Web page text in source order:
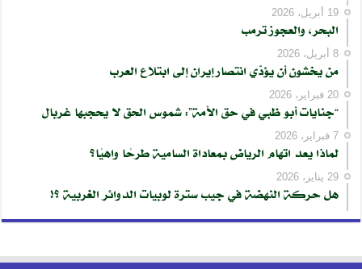
19 أبريل، 2026
البحر، والعجوز ترمب
8 أبريل، 2026
من يخشون أن يؤدّي انتصار إيران إلى ابتلاع العرب
20 فبراير، 2026
“جنايات أبو ظبي في حق الأمة”: شموس الحق لا يحجبها غربال
7 فبراير، 2026
لماذا يعد اتهام الرياض بمعاداة السامية طرحًا واهيًا؟
29 يناير، 2026
هل حركة النهضة في جيب سترة لوبيات الدوائر الغربية ؟!